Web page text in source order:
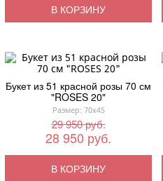
В КОРЗИНУ
Букет из 51 красной розы 70 см
"ROSES 20"
Размер: 70x45
29 950 руб.
28 950 руб.
В КОРЗИНУ